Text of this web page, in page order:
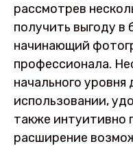
рассмотрев
получить выгоду в
начинающий
профессионала.
начального
использовании,
также интуитивно
расширение